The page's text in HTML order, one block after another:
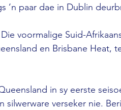
’n paar dae in Dublin
Die voormalige Suid-
en Brisbane Heat,
in sy eerste
silwerware verseker nie.